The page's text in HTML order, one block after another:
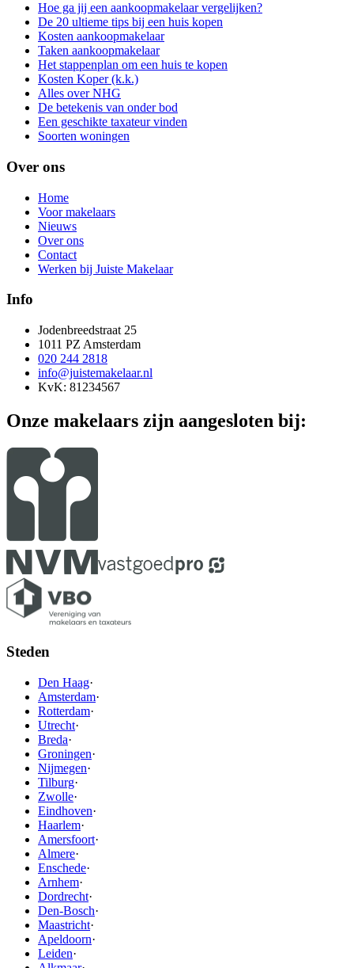
Hoe ga jij een aankoopmakelaar vergelijken?
De 20 ultieme tips bij een huis kopen
Kosten aankoopmakelaar
Taken aankoopmakelaar
Het stappenplan om een huis te kopen
Kosten Koper (k.k.)
Alles over NHG
De betekenis van onder bod
Een geschikte taxateur vinden
Soorten woningen
Over ons
Home
Voor makelaars
Nieuws
Over ons
Contact
Werken bij Juiste Makelaar
Info
Jodenbreedstraat 25
1011 PZ Amsterdam
020 244 2818
info@juistemakelaar.nl
KvK: 81234567
Onze makelaars zijn aangesloten bij:
Steden
Den Haag·
Amsterdam·
Rotterdam·
Utrecht·
Breda·
Groningen·
Nijmegen·
Tilburg·
Zwolle·
Eindhoven·
Haarlem·
Amersfoort·
Almere·
Enschede·
Arnhem·
Dordrecht·
Den-Bosch·
Maastricht·
Apeldoorn·
Leiden·